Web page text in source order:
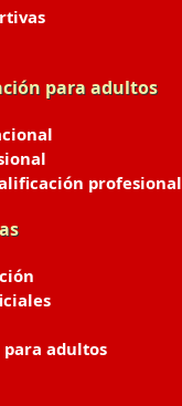
para adultos
profesional
para adultos